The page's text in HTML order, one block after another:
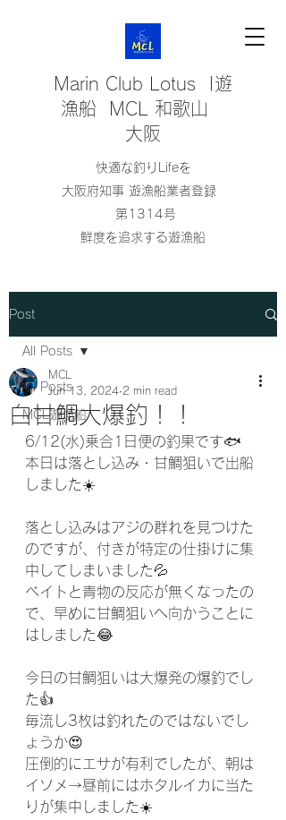
Marin Club Lotus |遊
漁船 MCL 和歌山
大阪
快適な釣りLifeを
大阪府知事 遊漁船業者登録
第1314号
鮮度を追求する遊漁船
Post
All Posts
MCL遊漁船
All Posts
白甘鯛大爆釣！！
MCL
Jun 13, 2024 2 min read
6/12(水)乗合1日便の釣果です🐟️
本日は落とし込み・甘鯛狙いで出船
しました☀️
落とし込みはアジの群れを見つけた
のですが、付きが特定の仕掛けに集
中してしまいました💦
ベイトと青物の反応が無くなったの
で、早めに甘鯛狙いへ向かうことに
はしました😂
今日の甘鯛狙いは大爆発の爆釣でし
た👍️
毎流し3枚は釣れたのではないでし
ょうか😍
圧倒的にエサが有利でしたが、朝は
イソメ→昼前にはホタルイカに当た
りが集中しました☀️